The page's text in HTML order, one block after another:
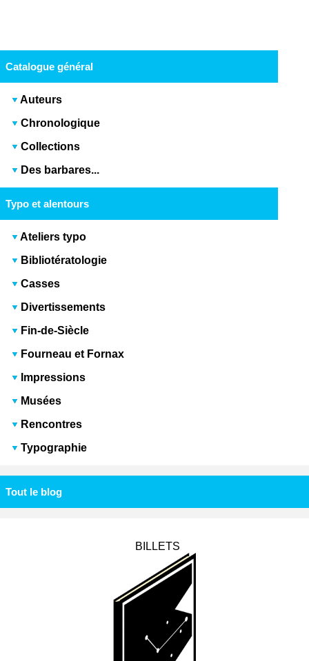
Catalogue général
Auteurs
Chronologique
Collections
Des barbares...
Typo et alentours
Ateliers typo
Bibliotératologie
Casses
Divertissements
Fin-de-Siècle
Fourneau et Fornax
Impressions
Musées
Rencontres
Typographie
Tout le blog
BILLETS